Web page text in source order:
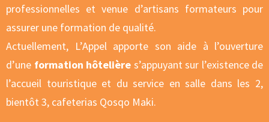
professionnelles et venue d’artisans formateurs pour
assurer une formation de qualité.
Actuellement, L’Appel apporte son aide à l’ouverture
d’une formation hôtelière s’appuyant sur l’existence de
l’accueil touristique et du service en salle dans les 2,
bientôt 3, cafeterias Qosqo Maki.